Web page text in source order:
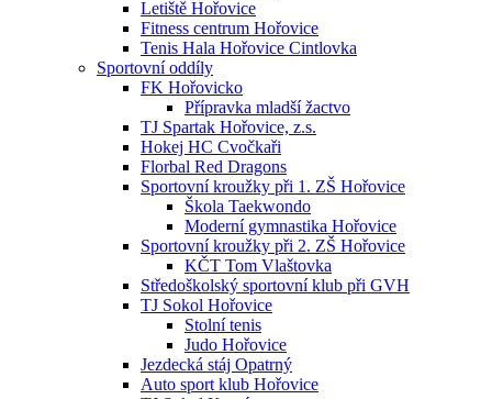
Letiště Hořovice
Fitness centrum Hořovice
Tenis Hala Hořovice Cintlovka
Sportovní oddíly
FK Hořovicko
Přípravka mladší žactvo
TJ Spartak Hořovice, z.s.
Hokej HC Cvočkaři
Florbal Red Dragons
Sportovní kroužky při 1. ZŠ Hořovice
Škola Taekwondo
Moderní gymnastika Hořovice
Sportovní kroužky při 2. ZŠ Hořovice
KČT Tom Vlaštovka
Středoškolský sportovní klub při GVH
TJ Sokol Hořovice
Stolní tenis
Judo Hořovice
Jezdecká stáj Opatrný
Auto sport klub Hořovice